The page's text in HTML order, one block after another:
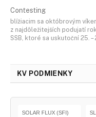
Contesting
blížiacim sa októbrovým
z najdôležitejších podujatí
SSB, ktoré sa uskutoční 25.
KV PODMIENKY
SOLAR FLUX (SFI)